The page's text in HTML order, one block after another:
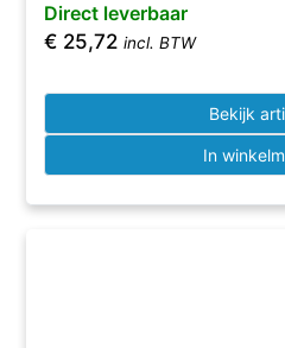
Direct leverbaar
€ 25,72 incl. BTW
Bekijk
In